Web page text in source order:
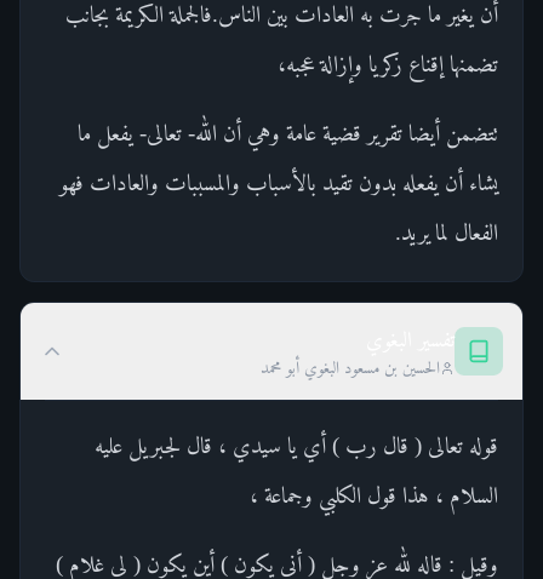
أن يغير ما جرت به العادات بين الناس.فالجملة الكريمة بجانب
تضمنها إقناع زكريا وإزالة عجبه،
تتضمن أيضا تقرير قضية عامة وهي أن الله- تعالى- يفعل ما
يشاء أن يفعله بدون تقيد بالأسباب والمسببات والعادات فهو
الفعال لما يريد.
الحسين بن مسعود البغوي أبو محمد
قوله تعالى ( قال رب ) أي يا سيدي ، قال لجبريل عليه
السلام ، هذا قول الكلبي وجماعة ،
وقيل : قاله لله عز وجل ( أنى يكون ) أين يكون ( لي غلام )